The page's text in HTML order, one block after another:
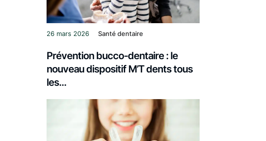
26 mars 2026 Santé dentaire
Prévention bucco-dentaire : le
nouveau dispositif M’T dents tous
les...